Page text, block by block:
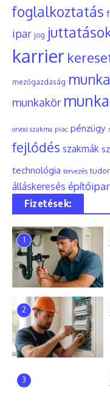
foglalkoztatás
ipar jog
karrier
mezőgazdaság munka
munkakör
orvosi szakma piac pénzügy
fejlődés szakmák
technológia tervezés
álláskeresés építőipar
Fizetések:
1
2
3